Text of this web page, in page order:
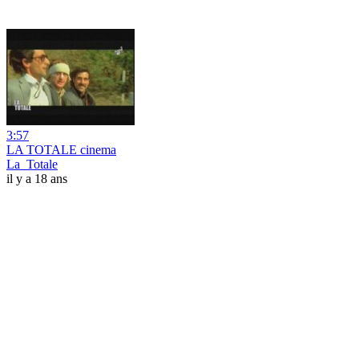
3:57
LA TOTALE cinema
La_Totale
il y a 18 ans